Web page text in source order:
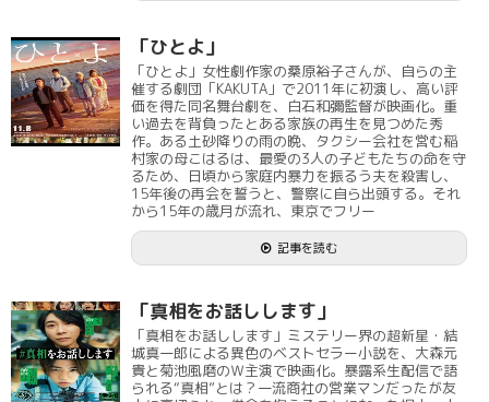
「ひとよ」
「ひとよ」女性劇作家の桑原裕子さんが、自らの主
催する劇団「KAKUTA」で2011年に初演し、高い評
価を得た同名舞台劇を、白石和彌監督が映画化。重
い過去を背負ったとある家族の再生を見つめた秀
作。ある土砂降りの雨の晩、タクシー会社を営む稲
村家の母こはるは、最愛の3人の子どもたちの命を守
るため、日頃から家庭内暴力を振るう夫を殺害し、
15年後の再会を誓うと、警察に自ら出頭する。それ
から15年の歳月が流れ、東京でフリー
記事を読む
「真相をお話しします」
「真相をお話しします」ミステリー界の超新星・結
城真一郎による異色のベストセラー小説を、大森元
貴と菊池風磨のＷ主演で映画化。暴露系生配信で語
られる“真相”とは？一流商社の営業マンだったが友